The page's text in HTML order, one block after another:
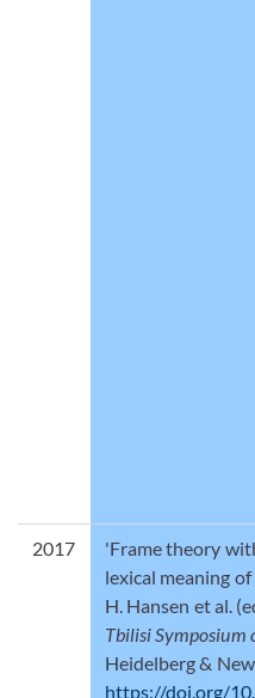
2017
'Frame theory
lexical meaning
H. Hansen et al.
Tbilisi Symposium
Heidelberg &
https://doi.org/